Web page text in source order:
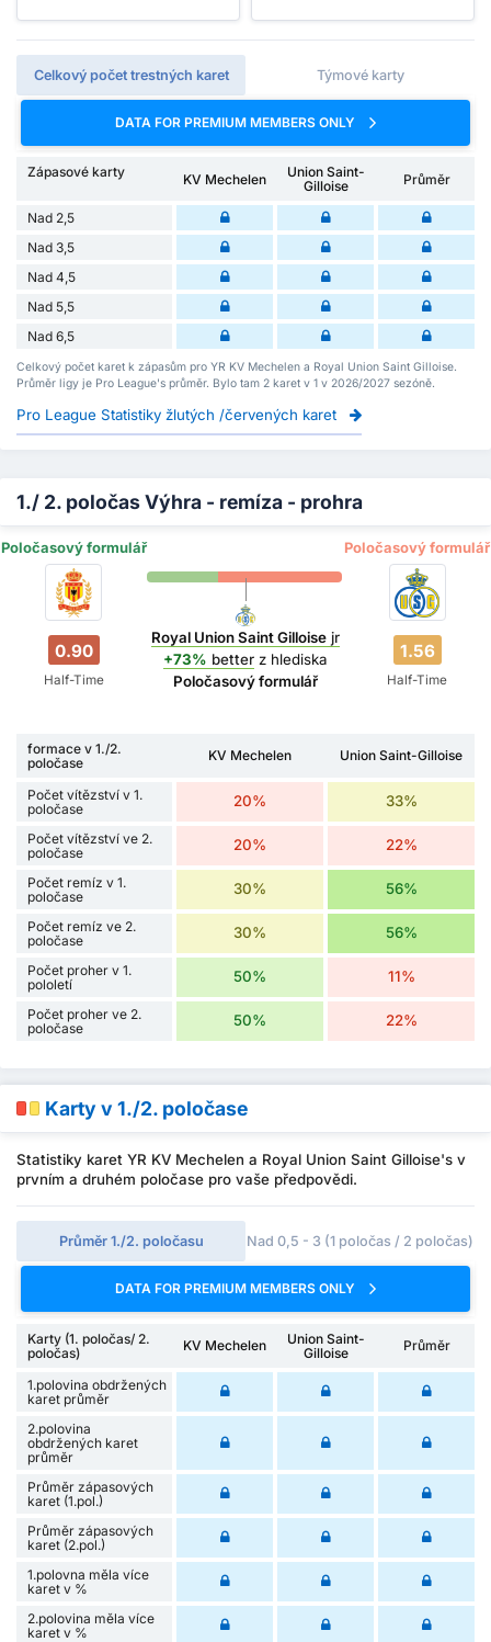
Celkový počet trestných karet Týmové karty
DATA FOR PREMIUM MEMBERS ONLY
Zápasové karty KV Mechelen
Union Saint-
Gilloise
Průměr
Nad 2,5
Nad 3,5
Nad 4,5
Nad 5,5
Nad 6,5
Celkový počet karet k zápasům pro YR KV Mechelen a Royal Union Saint Gilloise.
Průměr ligy je Pro League's průměr. Bylo tam 2 karet v 1 v 2026/2027 sezóně.
Pro League Statistiky žlutých /červených karet
1./ 2. poločas Výhra - remíza - prohra
Poločasový formulář Poločasový formulář
0.90
Half-Time
Royal Union Saint Gilloisejr
+73% better z hlediska
Poločasový formulář
1.56
Half-Time
formace v 1./2.
poločase
KV Mechelen Union Saint-Gilloise
Počet vítězství v 1.
poločase
20% 33%
Počet vítězství ve 2.
poločase
20% 22%
Počet remíz v 1.
poločase
30% 56%
Počet remíz ve 2.
poločase
30% 56%
Počet proher v 1.
pololetí
50% 11%
Počet proher ve 2.
poločase
50% 22%
Karty v 1./2. poločase
Statistiky karet YR KV Mechelen a Royal Union Saint Gilloise's v
prvním a druhém poločase pro vaše předpovědi.
Průměr 1./2. poločasu Nad 0,5 - 3 (1 poločas / 2 poločas)
DATA FOR PREMIUM MEMBERS ONLY
Karty (1. poločas/ 2.
poločas)
KV Mechelen
Union Saint-
Gilloise
Průměr
1.polovina obdržených
karet průměr
2.polovina
obdržených karet
průměr
Průměr zápasových
karet (1.pol.)
Průměr zápasových
karet (2.pol.)
1.polovna měla více
karet v %
2.polovina měla více
karet v %